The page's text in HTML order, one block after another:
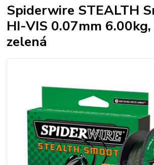
Spiderwire STEALTH
HI-VIS 0.07mm
zelená